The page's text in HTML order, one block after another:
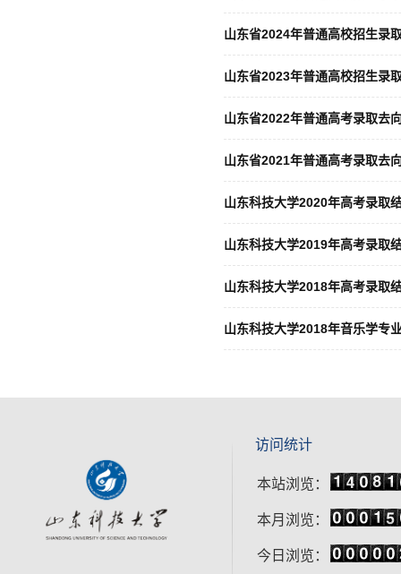
山东省2024年普通高校招生录
山东省2023年普通高校招生录
山东省2022年普通高考录取去
山东省2021年普通高考录取去
山东科技大学2020年高考录取
山东科技大学2019年高考录取
山东科技大学2018年高考录取
山东科技大学2018年音乐学专
访问统计
本站浏览：
本月浏览：
今日浏览：